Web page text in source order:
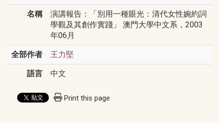
名稱
演講報告：「別用一種眼光：清代女性婉約詞
學觀及其創作實踐」 澳門大學中文系，2003
年06月
全部作者 王力堅
語言 中文
Print this page